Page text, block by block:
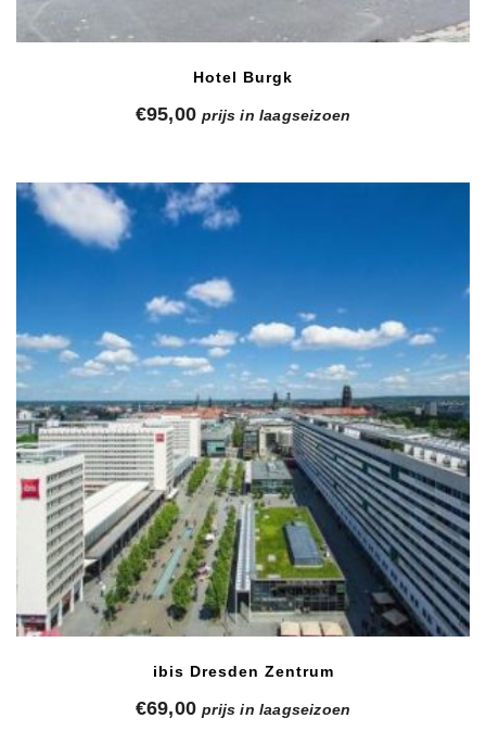
Hotel Burgk
€95,00 prijs in laagseizoen
ibis Dresden Zentrum
€69,00 prijs in laagseizoen